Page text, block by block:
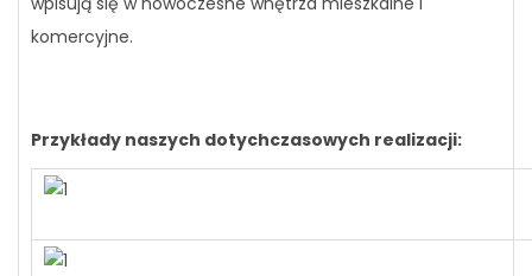
komercyjne.
Przykłady naszych dotychczasowych realizacji: